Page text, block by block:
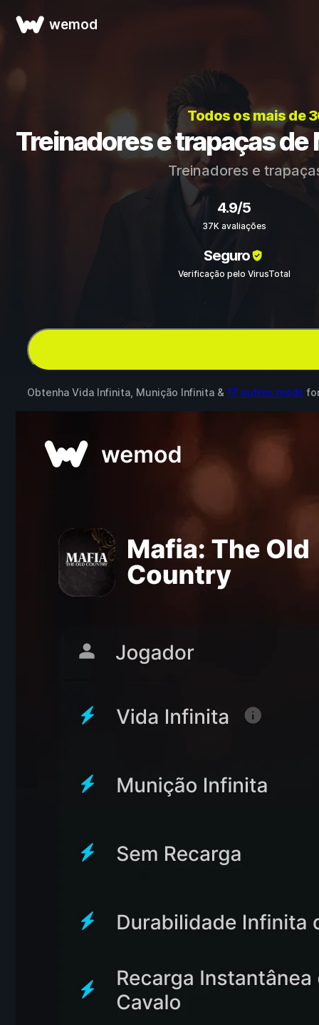
wemod
Todos os mais de
Treinadores e trapaças
Treinadores e
4.9/5
37K avaliações
Seguro
Verificação pelo VirusTotal
Obtenha Vida Infinita, Munição Infinita & 17 outros mods